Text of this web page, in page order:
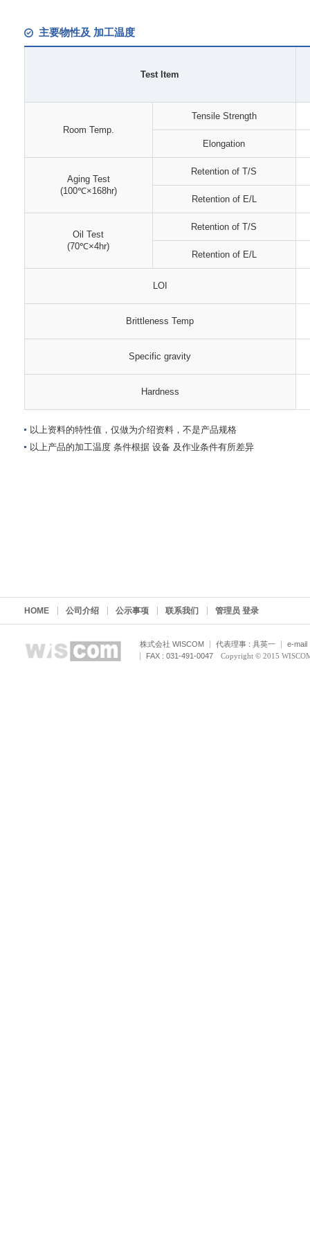
主要物性及 加工温度
Test Item
Room Temp.
Tensile Strength
Elongation
Aging Test
(100℃×168hr)
Retention of T/S
Retention of E/L
Oil Test
(70℃×4hr)
Retention of T/S
Retention of E/L
LOI
Brittleness Temp
Specific gravity
Hardness
以上资料的特性值，仅做为介绍资料，不是产品规格
以上产品的加工温度 条件根据 设备 及作业条件有所差异
HOME 公司介绍 公示事项 联系我们 管理员 登录
株式会社 WISCOM 代表理事 : 具英一
e-
FAX : 031-491-0047
Copyright © 2015